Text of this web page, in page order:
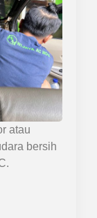
atau
bersih